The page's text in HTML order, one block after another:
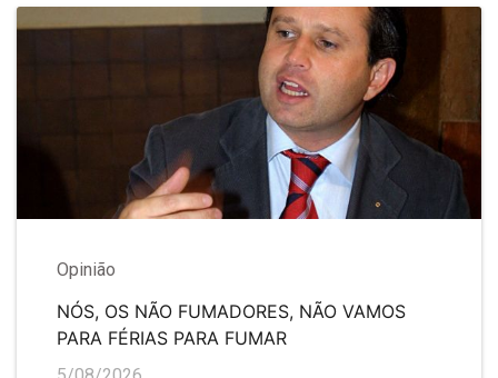
Opinião
NÓS, OS NÃO FUMADORES, NÃO VAMOS
PARA FÉRIAS PARA FUMAR